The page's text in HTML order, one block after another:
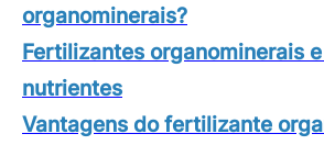
organominerais?
Fertilizantes organominerais
nutrientes
Vantagens do fertilizante